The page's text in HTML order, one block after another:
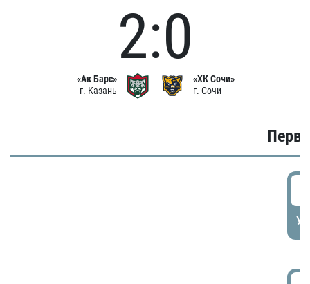
«Ак Барс»
г. Казань
2:0
«ХК Сочи»
г. Сочи